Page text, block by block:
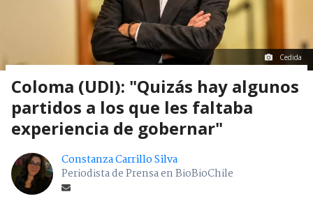
Cedida
Coloma (UDI): "Quizás hay algunos
partidos a los que les faltaba
experiencia de gobernar"
Constanza Carrillo Silva
Periodista de Prensa en BioBioChile